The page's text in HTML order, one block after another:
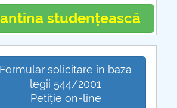
studențească
Formular solicitare în baza
legii 544/2001
Petiție on-line